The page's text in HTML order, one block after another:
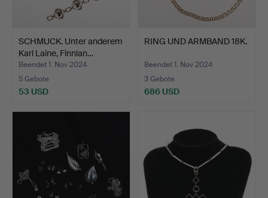
SCHMUCK. Unter anderem
Karl Laine, Finnlan…
Beendet 1. Nov 2024
5 Gebote
53 USD
RING UND ARMBAND 18K.
Beendet 1. Nov 2024
3 Gebote
686 USD